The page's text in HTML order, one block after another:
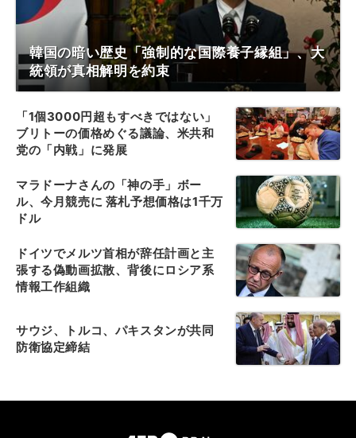
韓国の暗い歴史「強制的な国際養子縁組」、大
統領が真相解明を約束
「1個3000円超もすべきではない」
ブリトーの価格めぐる議論、米共和
党の「内戦」に発展
マラドーナさんの「神の手」ボー
ル、今月競売に 落札予想価格は1千万
ドル
ドイツでメルツ首相が辞任計画と主
張する偽動画拡散、背後にロシア系
情報工作組織
サウジ、トルコ、パキスタンが共同
防衛協定締結